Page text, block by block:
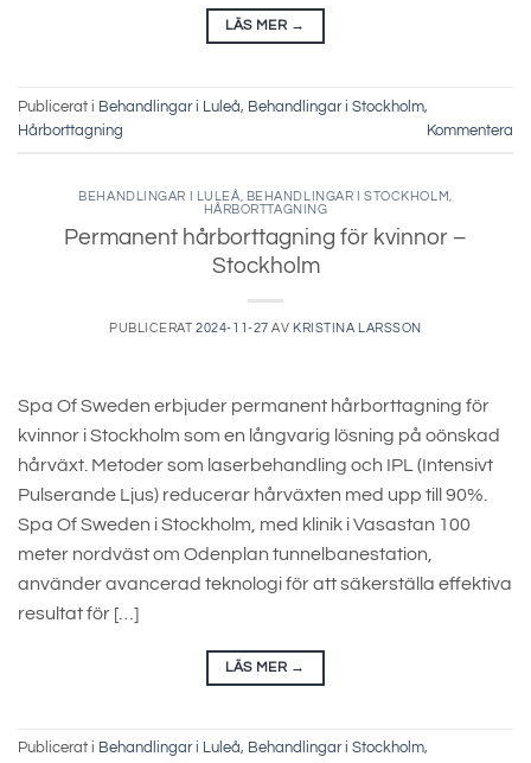
LÄS MER →
Publicerat i Behandlingar i Luleå, Behandlingar i Stockholm,
Hårborttagning
Kommentera
BEHANDLINGAR I LULEÅ, BEHANDLINGAR I STOCKHOLM,
HÅRBORTTAGNING
Permanent hårborttagning för kvinnor –
Stockholm
PUBLICERAT2024-11-27 AV KRISTINA LARSSON
Spa Of Sweden erbjuder permanent hårborttagning för
kvinnor i Stockholm som en långvarig lösning på oönskad
hårväxt. Metoder som laserbehandling och IPL (Intensivt
Pulserande Ljus) reducerar hårväxten med upp till 90%.
Spa Of Sweden i Stockholm, med klinik i Vasastan 100
meter nordväst om Odenplan tunnelbanestation,
använder avancerad teknologi för att säkerställa effektiva
resultat för […]
LÄS MER →
Publicerat i Behandlingar i Luleå, Behandlingar i Stockholm,